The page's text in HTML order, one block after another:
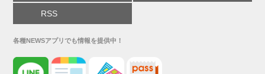
RSS
各種NEWSアプリでも情報を提供中！